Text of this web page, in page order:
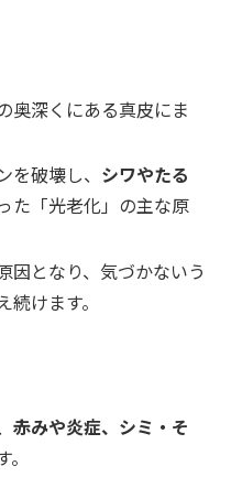
奥深くにある真皮にま
を破壊し、 シワやたる
た「光老化」の主な原
因となり、気づかないう
けます。
赤みや炎症、シミ・そ